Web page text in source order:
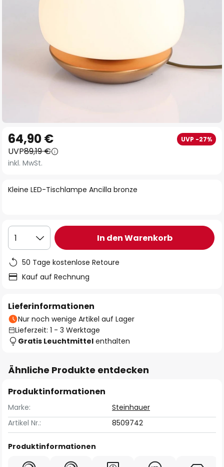
Anfang
der
Bildgalerie
Kleine LED-Tischlampe Ancilla bronze
64,90 € UVP -27%
UVP89,19 €
inkl. MwSt.
1 In den Warenkorb
50 Tage kostenlose Retoure
Kauf auf Rechnung
Lieferinformationen
Nur noch wenige Artikel auf Lager
Lieferzeit: 1 - 3 Werktage
Gratis Leuchtmittel enthalten
Ähnliche Produkte entdecken
Produktinformationen
Marke:
Steinhauer
Artikel Nr.:
8509742
Produktinformationen